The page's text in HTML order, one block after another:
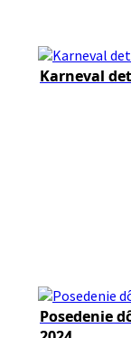
Karneval
Posedenie